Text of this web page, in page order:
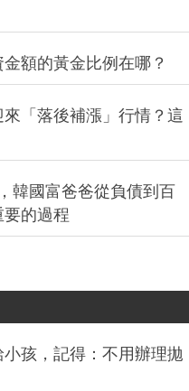
額的黃金比例在哪？
「落後補漲」行情？這
韓國富爸爸從負債到百
的過程
孩，記得：不用辦理拋